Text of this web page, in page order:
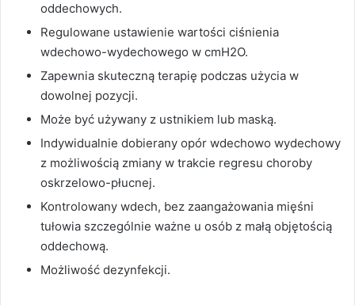
oddechowych.
Regulowane ustawienie wartości ciśnienia
wdechowo-wydechowego w cmH2O.
Zapewnia skuteczną terapię podczas użycia w
dowolnej pozycji.
Może być używany z ustnikiem lub maską.
Indywidualnie dobierany opór wdechowo wydechowy
z możliwością zmiany w trakcie regresu choroby
oskrzelowo-płucnej.
Kontrolowany wdech, bez zaangażowania mięśni
tułowia szczególnie ważne u osób z małą objętością
oddechową.
Możliwość dezynfekcji.